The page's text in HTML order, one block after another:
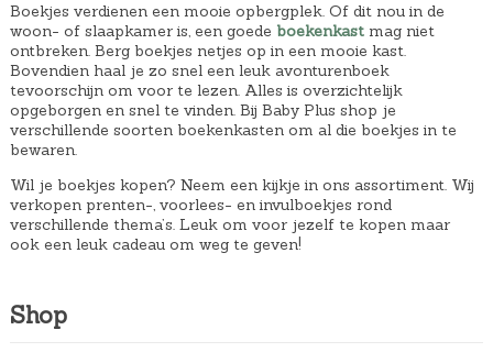
Boekjes verdienen een mooie opbergplek. Of dit nou in de
woon- of slaapkamer is, een goede boekenkastmag niet
ontbreken. Berg boekjes netjes op in een mooie kast.
Bovendien haal je zo snel een leuk avonturenboek
tevoorschijn om voor te lezen. Alles is overzichtelijk
opgeborgen en snel te vinden. Bij Baby Plus shop je
verschillende soorten boekenkasten om al die boekjes in te
bewaren.
Wil je boekjes kopen? Neem een kijkje in ons assortiment. Wij
verkopen prenten-, voorlees- en invulboekjes rond
verschillende thema’s. Leuk om voor jezelf te kopen maar
ook een leuk cadeau om weg te geven!
Shop